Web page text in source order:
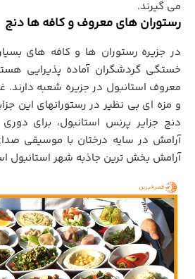
مي گيرند.
رستوران های معروف و کافه ها دنج
در جزیره رستوران ها و کافه های
خستگی گردشگران آماده پذیرایی
معروف استانبول در جزيره شعبه دارند.
و مزه اي بي نظير در رستورانهاي اين
دنج جزایر پرنس استانبول، برای
آرامش در سایه درختان با موسیقی
آرامش بخش ترین جاذبه شهر استانبول